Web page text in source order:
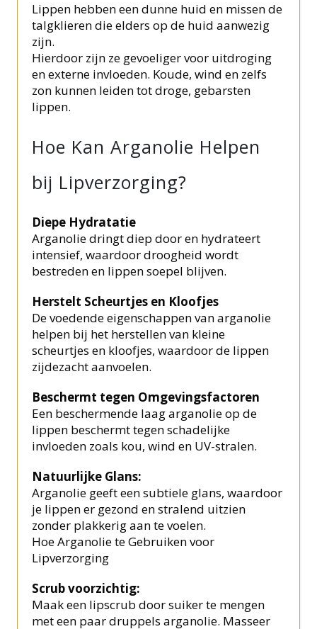
Lippen hebben een dunne huid en missen de
talgklieren die elders op de huid aanwezig
zijn.
Hierdoor zijn ze gevoeliger voor uitdroging
en externe invloeden. Koude, wind en zelfs
zon kunnen leiden tot droge, gebarsten
lippen.
Hoe Kan Arganolie Helpen
bij Lipverzorging?
Diepe Hydratatie
Arganolie dringt diep door en hydrateert
intensief, waardoor droogheid wordt
bestreden en lippen soepel blijven.
Herstelt Scheurtjes en Kloofjes
De voedende eigenschappen van arganolie
helpen bij het herstellen van kleine
scheurtjes en kloofjes, waardoor de lippen
zijdezacht aanvoelen.
Beschermt tegen Omgevingsfactoren
Een beschermende laag arganolie op de
lippen beschermt tegen schadelijke
invloeden zoals kou, wind en UV-stralen.
Natuurlijke Glans:
Arganolie geeft een subtiele glans, waardoor
je lippen er gezond en stralend uitzien
zonder plakkerig aan te voelen.
Hoe Arganolie te Gebruiken voor
Lipverzorging
Scrub voorzichtig:
Maak een lipscrub door suiker te mengen
met een paar druppels arganolie. Masseer